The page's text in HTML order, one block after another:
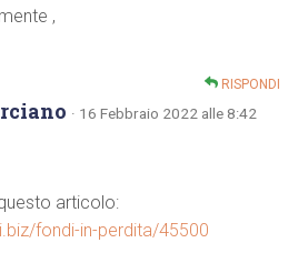
,
RISPONDI
· 16 Febbraio 2022 alle 8:42
articolo:
fondi-in-perdita/45500